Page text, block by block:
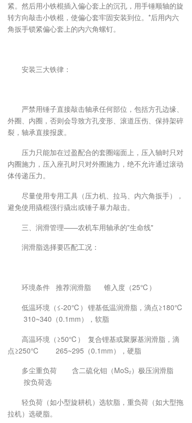
紧。然后用小铁棍插入偏心套上的沉孔，用手锤顺轴的旋
转方向敲击小铁棍，使偏心套牢固安装到位。*后用内六
角扳手锁紧偏心套上的内六角螺钉。
安装三大铁律：
严禁用锤子直接敲击轴承任何部位，包括方孔边缘、
外圈、内圈，否则会导致方孔变形、滚道压伤、保持架碎
裂，轴承直接报废。
压力只能加在过盈配合的套圈端面上，压入轴时只对
内圈施力，压入座孔时只对外圈施力，绝不允许通过滚动
体传递压力。
尽量使用专用工具（压力机、拉马、内六角扳手），
避免使用撬棍强行撬出或锤子暴力敲击。
三、润滑管理——农机车用轴承的"生命线"
润滑脂选择要匹配工况：
环境条件 推荐润滑脂
锥入度（25℃）
低温环境（≤-20℃） 锂基低温润滑脂，滴点≥180℃
310~340（0.1mm），软脂
高温环境（≥50℃）
复合锂基或聚脲基润滑脂，滴
点≥250℃
265~295（0.1mm），硬脂
多尘重负荷
含二硫化钼（MoS₂）极压润滑脂
按负荷选
轻负荷（如小型旋耕机）选软脂，重负荷（如大型拖
拉机）选硬脂。